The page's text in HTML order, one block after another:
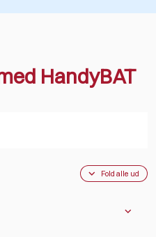
HandyBAT
Fold alle ud